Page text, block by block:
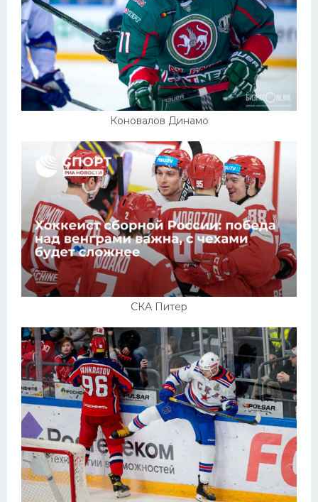
Коновалов Динамо
СКА Питер